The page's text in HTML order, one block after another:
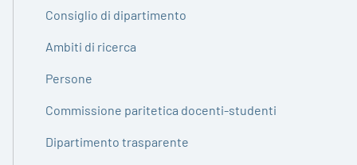
Consiglio di dipartimento
Ambiti di ricerca
Persone
Commissione paritetica docenti-studenti
Dipartimento trasparente